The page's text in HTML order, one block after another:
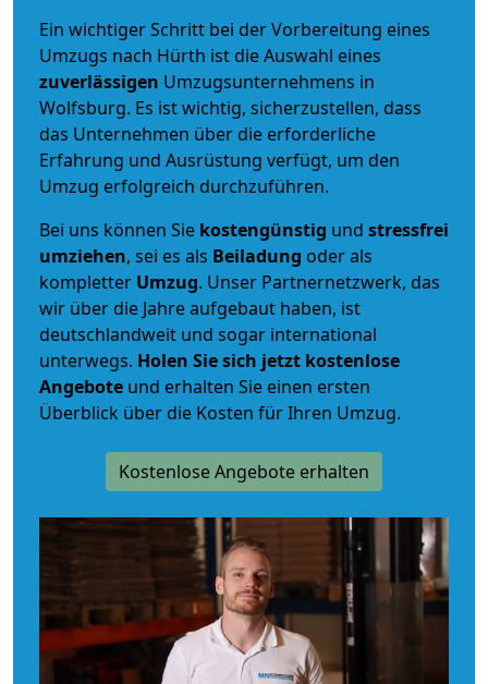
Ein wichtiger Schritt bei der Vorbereitung eines
Umzugs nach Hürth ist die Auswahl eines
zuverlässigen Umzugsunternehmens in
Wolfsburg. Es ist wichtig, sicherzustellen, dass
das Unternehmen über die erforderliche
Erfahrung und Ausrüstung verfügt, um den
Umzug erfolgreich durchzuführen.
Bei uns können Sie kostengünstig und stressfrei
umziehen, sei es als Beiladung oder als
kompletter Umzug. Unser Partnernetzwerk, das
wir über die Jahre aufgebaut haben, ist
deutschlandweit und sogar international
unterwegs. Holen Sie sich jetzt kostenlose
Angebote und erhalten Sie einen ersten
Überblick über die Kosten für Ihren Umzug.
Kostenlose Angebote erhalten